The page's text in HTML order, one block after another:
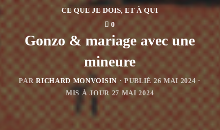
CE QUE JE DOIS, ET À QUI
0
Gonzo & mariage avec une
mineure
PARRICHARD MONVOISIN · PUBLIÉ 26 MAI 2024 ·
MIS À JOUR 27 MAI 2024